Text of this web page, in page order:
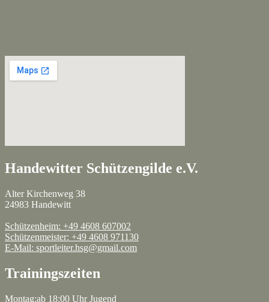
Handewitter Schützengilde e.V.
Alter Kirchenweg 38
24983 Handewitt
Schützenheim: +49 4608 607002
Schützenmeister: +49 4608 971130
E-Mail: sportleiter.hsg@gmail.com
Trainingszeiten
Montag:ab 18:00 Uhr Jugend